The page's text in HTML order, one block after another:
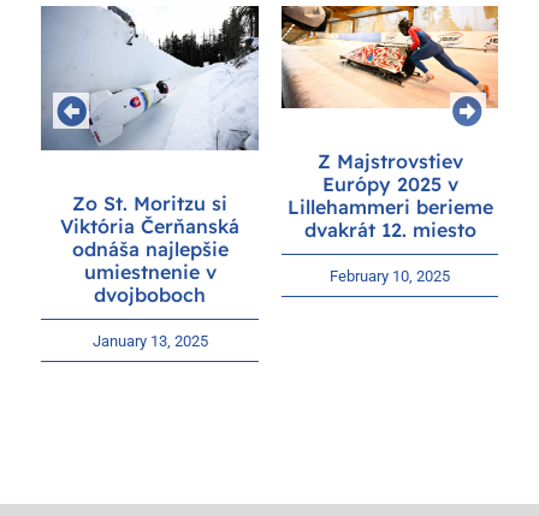
Zo St. Moritzu si
Viktória Čerňanská
odnáša najlepšie
umiestnenie v
dvojboboch
January 13, 2025
Z Majstrovstiev
Európy 2025 v
Lillehammeri berieme
dvakrát 12. miesto
February 10, 2025